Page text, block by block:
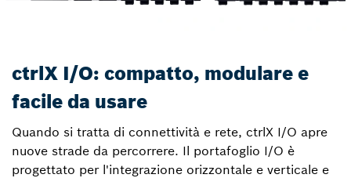
ctrlX I/O: compatto, modulare e
facile da usare
Quando si tratta di connettività e rete, ctrlX I/O apre
nuove strade da percorrere. Il portafoglio I/O è
progettato per l'integrazione orizzontale e verticale e